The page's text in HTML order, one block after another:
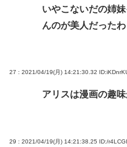
いやこないだの姉
んのが美人だったわ
27 : 2021/04/19(月) 14:21:30.32
アリスは漫画の趣
29 : 2021/04/19(月) 14:21:38.25 ID:/